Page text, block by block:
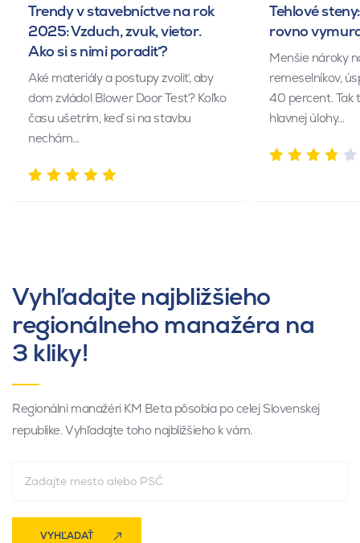
Trendy v stavebníctve na rok
2025: Vzduch, zvuk, vietor.
Ako si s nimi poradiť?
Aké materiály a postupy zvoliť, aby
dom zvládol Blower Door Test? Koľko
času ušetrím, keď si na stavbu
nechám…
Tehlové
rovno
Menšie nároky
remeselníkov,
40 percent. Tak
hlavnej úlohy…
Vyhľadajte najbližšieho
regionálneho manažéra na
3 kliky!
Regionálni manažéri KM Beta pôsobia po celej Slovenskej
republike. Vyhľadajte toho najbližšieho k vám.
VYHĽADAŤ